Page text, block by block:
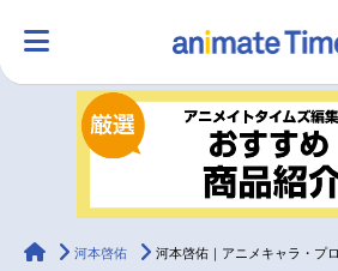
ランキング ア
ラジオ グ
animateTimes
河本啓佑 河本啓佑｜アニメキャラ・プロフィ